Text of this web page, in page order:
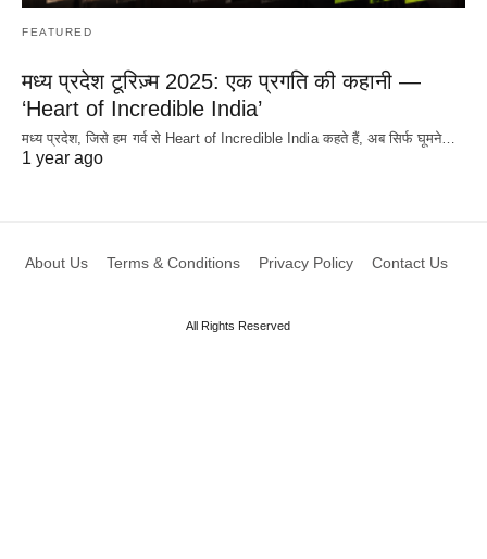
FEATURED
मध्य प्रदेश टूरिज़्म 2025: एक प्रगति की कहानी —
‘Heart of Incredible India’
मध्य प्रदेश, जिसे हम गर्व से Heart of Incredible India कहते हैं, अब सिर्फ घूमने…
1 year ago
About Us Terms & Conditions Privacy Policy Contact Us
All Rights Reserved